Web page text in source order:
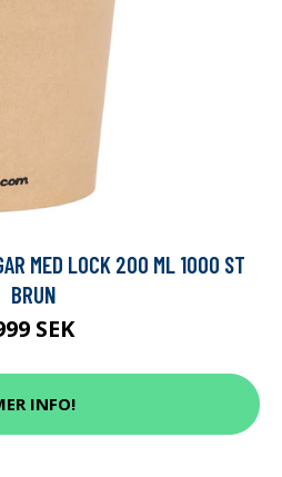
MED LOCK 200 ML 1000 ST
BRUN
SEK
INFO!